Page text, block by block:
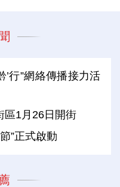
’行”網絡傳播接力活
區1月26日開街
”正式啟動